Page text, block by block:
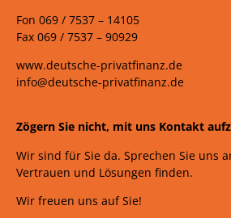
Fon 069 / 7537 – 14105
Fax 069 / 7537 – 90929
www.deutsche-privatfinanz.de
info@deutsche-privatfinanz.de
Zögern Sie nicht, mit uns Kontakt
Wir sind für Sie da. Sprechen Sie uns
Vertrauen und Lösungen finden.
Wir freuen uns auf Sie!